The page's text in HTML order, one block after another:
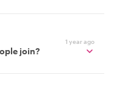
1 year ago
join?